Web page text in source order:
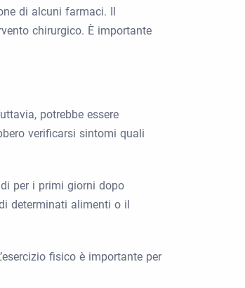
di alcuni farmaci. Il
chirurgico. È importante
potrebbe essere
verificarsi sintomi quali
per i primi giorni dopo
determinati alimenti o il
fisico è importante per